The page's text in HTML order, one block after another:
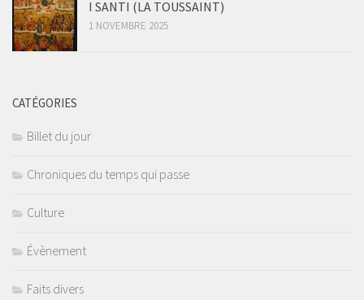
I SANTI (LA TOUSSAINT)
1 NOVEMBRE 2025
CATÉGORIES
Billet du jour
Chroniques du temps qui passe
Culture
Évènement
Faits divers